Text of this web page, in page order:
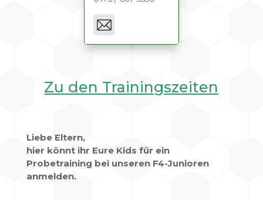
Zu den Trainingszeiten
Liebe Eltern,
hier könnt ihr Eure Kids für ein
Probetraining bei unseren F4-Junioren
anmelden.